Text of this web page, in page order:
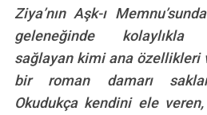
Ziya’nın Aşk-ı
geleneğinde kolaylıkla
sağlayan kimi ana özellikleri
bir roman damarı
Okudukça kendini ele